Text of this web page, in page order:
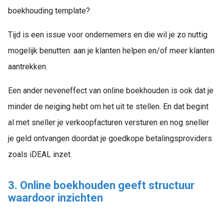
boekhouding template?
Tijd is een issue voor ondernemers en die wil je zo nuttig
mogelijk benutten: aan je klanten helpen en/of meer klanten
aantrekken.
Een ander neveneffect van online boekhouden is ook dat je
minder de neiging hebt om het uit te stellen. En dat begint
al met sneller je verkoopfacturen versturen en nog sneller
je geld ontvangen doordat je goedkope betalingsproviders
zoals iDEAL inzet.
3. Online boekhouden geeft structuur
waardoor inzichten